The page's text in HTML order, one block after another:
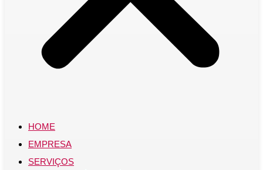
HOME
EMPRESA
SERVIÇOS